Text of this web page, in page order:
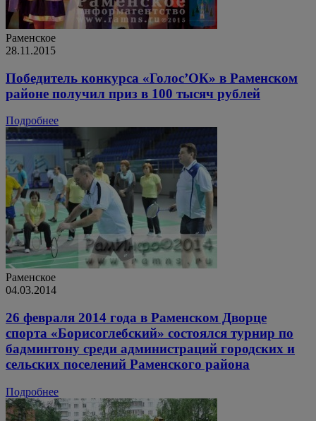
Раменское
28.11.2015
Победитель конкурса «Голос’ОК» в Раменском
районе получил приз в 100 тысяч рублей
Подробнее
Раменское
04.03.2014
26 февраля 2014 года в Раменском Дворце
спорта «Борисоглебский» состоялся турнир по
бадминтону среди администраций городских и
сельских поселений Раменского района
Подробнее